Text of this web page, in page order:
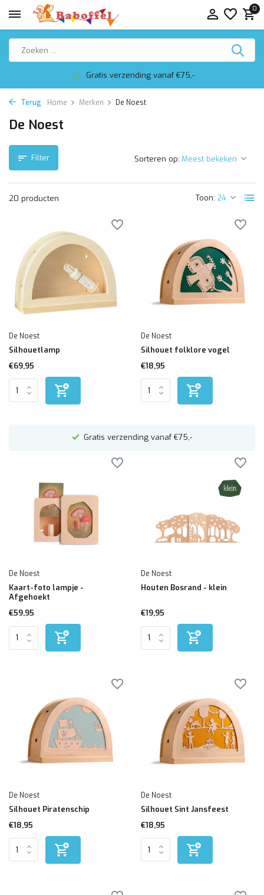
0
Gratis verzending vanaf €75,-
Terug Home Merken De Noest
De Noest
Filter
20 producten Toon:
Sorteren op:
De Noest
Silhouetlamp
€69,95
De Noest
Silhouet folklore vogel
€18,95
Gratis verzending vanaf €75,-
De Noest
Kaart-foto lampje -
Afgehoekt
€59,95
De Noest
Houten Bosrand - klein
€19,95
De Noest
Silhouet Piratenschip
€18,95
De Noest
Silhouet Sint Jansfeest
€18,95